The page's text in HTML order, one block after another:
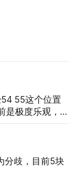
置
是极度乐观，反
的经验还未
新消息顶一下
47 – 60 短期位置